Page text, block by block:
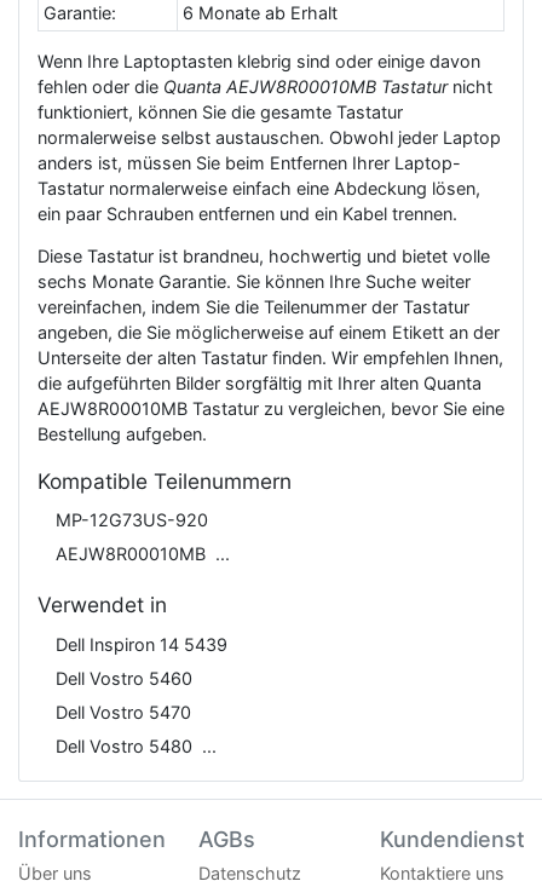
Garantie:
6 Monate ab Erhalt
Wenn Ihre Laptoptasten klebrig sind oder einige davon
fehlen oder die Quanta AEJW8R00010MB Tastaturnicht
funktioniert, können Sie die gesamte Tastatur
normalerweise selbst austauschen. Obwohl jeder Laptop
anders ist, müssen Sie beim Entfernen Ihrer Laptop-
Tastatur normalerweise einfach eine Abdeckung lösen,
ein paar Schrauben entfernen und ein Kabel trennen.
Diese Tastatur ist brandneu, hochwertig und bietet volle
sechs Monate Garantie. Sie können Ihre Suche weiter
vereinfachen, indem Sie die Teilenummer der Tastatur
angeben, die Sie möglicherweise auf einem Etikett an der
Unterseite der alten Tastatur finden. Wir empfehlen Ihnen,
die aufgeführten Bilder sorgfältig mit Ihrer alten Quanta
AEJW8R00010MB Tastatur zu vergleichen, bevor Sie eine
Bestellung aufgeben.
Kompatible Teilenummern
MP-12G73US-920
AEJW8R00010MB
Verwendet in
Dell Inspiron 14 5439
Dell Vostro 5460
Dell Vostro 5470
Dell Vostro 5480
Informationen
Über uns
AGBs
Datenschutz
Kundendienst
Kontaktiere uns